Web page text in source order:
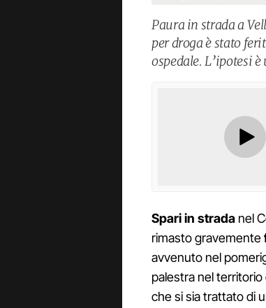
Paura in strada a
per droga è stato
ospedale. L’ipotesi
Spari in strada nel
rimasto gravemente
avvenuto nel
palestra nel territorio
che si sia trattato di